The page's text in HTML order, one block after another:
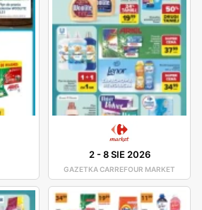
2-8 SIE 2026
GAZETKA CARREFOUR MARKET